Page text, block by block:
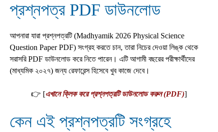
প্রশ্নপত্র PDF ডাউনলোড
আপনারা যারা প্রশ্নপত্রটি (Madhyamik 2026 Physical Science
Question Paper PDF) সংগ্রহ করতে চান, তারা নিচের দেওয়া লিঙ্ক থেকে
সরাসরি PDF ডাউনলোড করে নিতে পারেন। এটি আগামী বছরের পরীক্ষার্থীদের
(মাধ্যমিক ২০২৭) জন্য রেফারেন্স হিসেবে খুব কাজে দেবে।
👉 [এখানে ক্লিক করে প্রশ্নপত্রটি ডাউনলোড করুন (PDF)]
কেন এই প্রশ্নপত্রটি সংগ্রহে